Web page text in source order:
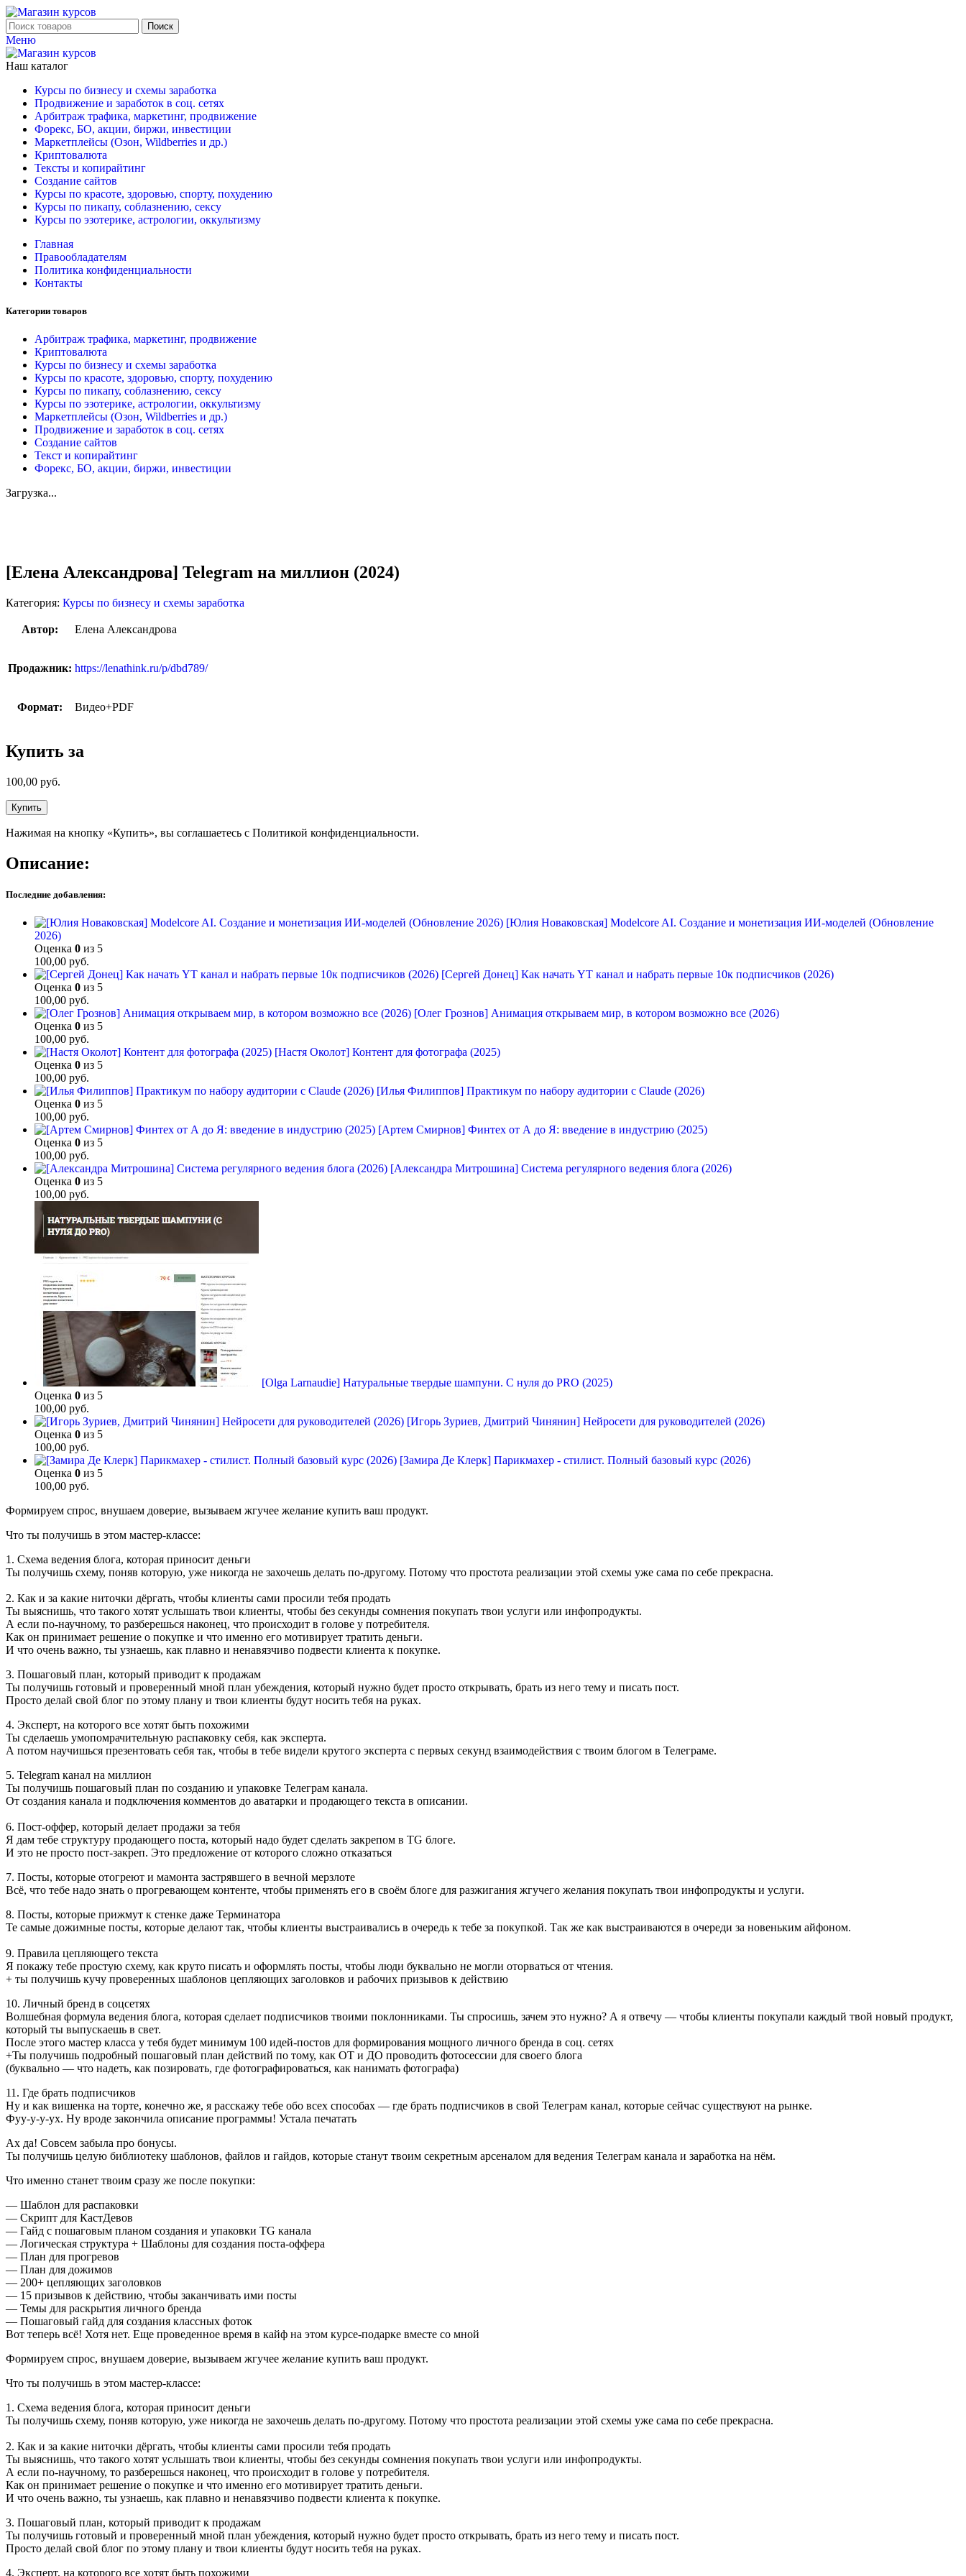
Поиск
Меню
Наш каталог
Курсы по бизнесу и схемы заработка
Продвижение и заработок в соц. сетях
Арбитраж трафика, маркетинг, продвижение
Форекс, БО, акции, биржи, инвестиции
Маркетплейсы (Озон, Wildberries и др.)
Криптовалюта
Тексты и копирайтинг
Создание сайтов
Курсы по красоте, здоровью, спорту, похудению
Курсы по пикапу, соблазнению, сексу
Курсы по эзотерике, астрологии, оккультизму
Главная
Правообладателям
Политика конфиденциальности
Контакты
Категории товаров
Арбитраж трафика, маркетинг, продвижение
Криптовалюта
Курсы по бизнесу и схемы заработка
Курсы по красоте, здоровью, спорту, похудению
Курсы по пикапу, соблазнению, сексу
Курсы по эзотерике, астрологии, оккультизму
Маркетплейсы (Озон, Wildberries и др.)
Продвижение и заработок в соц. сетях
Создание сайтов
Текст и копирайтинг
Форекс, БО, акции, биржи, инвестиции
Загрузка...
[Елена Александрова] Telegram на миллион (2024)
Категория: Курсы по бизнесу и схемы заработка
Автор: Елена Александрова
Продажник: https://lenathink.ru/p/dbd789/
Формат: Видео+PDF
Купить за
100,00 руб.
Купить
Нажимая на кнопку «Купить», вы соглашаетесь с Политикой конфиденциальности.
Описание:
Последние добавления:
[Юлия Новаковская] Modelcore AI. Создание и монетизация ИИ-моделей (Обновление
2026)
Оценка 0 из 5
100,00 руб.
[Сергей Донец] Как начать YT канал и набрать первые 10к подписчиков (2026)
Оценка 0 из 5
100,00 руб.
[Олег Грознов] Анимация открываем мир, в котором возможно все (2026)
Оценка 0 из 5
100,00 руб.
[Настя Околот] Контент для фотографа (2025)
Оценка 0 из 5
100,00 руб.
[Илья Филиппов] Практикум по набору аудитории с Claude (2026)
Оценка 0 из 5
100,00 руб.
[Артем Смирнов] Финтех от А до Я: введение в индустрию (2025)
Оценка 0 из 5
100,00 руб.
[Александра Митрошина] Система регулярного ведения блога (2026)
Оценка 0 из 5
100,00 руб.
[Olga Larnaudie] Натуральные твердые шампуни. С нуля до PRO (2025)
Оценка 0 из 5
100,00 руб.
[Игорь Зуриев, Дмитрий Чинянин] Нейросети для руководителей (2026)
Оценка 0 из 5
100,00 руб.
[Замира Де Клерк] Парикмахер - стилист. Полный базовый курс (2026)
Оценка 0 из 5
100,00 руб.
Формируем спрос, внушаем доверие, вызываем жгучее желание купить ваш продукт.
Что ты получишь в этом мастер-классе:
1. Схема ведения блога, которая приносит деньги
Ты получишь схему, поняв которую, уже никогда не захочешь делать по-другому. Потому что простота реализации этой схемы уже сама по себе прекрасна.
2. Как и за какие ниточки дёргать, чтобы клиенты сами просили тебя продать
Ты выяснишь, что такого хотят услышать твои клиенты, чтобы без секунды сомнения покупать твои услуги или инфопродукты.
А если по-научному, то разберешься наконец, что происходит в голове у потребителя.
Как он принимает решение о покупке и что именно его мотивирует тратить деньги.
‌И что очень важно, ты узнаешь, как плавно и ненавязчиво подвести клиента к покупке.
3. Пошаговый план, который приводит к продажам
Ты получишь готовый и проверенный мной план убеждения, который нужно будет просто открывать, брать из него тему и писать пост.
Просто делай свой блог по этому плану и твои клиенты будут носить тебя на руках.
4. Эксперт, на которого все хотят быть похожими
Ты сделаешь умопомрачительную распаковку себя, как эксперта.
А потом научишься презентовать себя так, чтобы в тебе видели крутого эксперта с первых секунд взаимодействия с твоим блогом в Телеграме.
5. Telegram канал на миллион
Ты получишь пошаговый план по созданию и упаковке Телеграм канала.
От создания канала и подключения комментов до аватарки и продающего текста в описании.
6. Пост-оффер, который делает продажи за тебя
Я дам тебе структуру продающего поста, который надо будет сделать закрепом в TG блоге.
И это не просто пост-закреп. Это предложение от которого сложно отказаться
7. Посты, которые отогреют и мамонта застрявшего в вечной мерзлоте
Всё, что тебе надо знать о прогревающем контенте, чтобы применять его в своём блоге для разжигания жгучего желания покупать твои инфопродукты и услуги.
8. Посты, которые прижмут к стенке даже Терминатора
Те самые дожимные посты, которые делают так, чтобы клиенты выстраивались в очередь к тебе за покупкой. Так же как выстраиваются в очереди за новеньким айфоном.
‌9. Правила цепляющего текста
Я покажу тебе простую схему, как круто писать и оформлять посты, чтобы люди буквально не могли оторваться от чтения.
+ ты получишь кучу проверенных шаблонов цепляющих заголовков и рабочих призывов к действию
10. Личный бренд в соцсетях
Волшебная формула ведения блога, которая сделает подписчиков твоими поклонниками. Ты спросишь, зачем это нужно? А я отвечу — чтобы клиенты покупали каждый твой новый продукт,
который ты выпускаешь в свет.
После этого мастер класса у тебя будет минимум 100 идей-постов для формирования мощного личного бренда в соц. сетях
+Ты получишь подробный пошаговый план действий по тому, как ОТ и ДО проводить фотосессии для своего блога
(буквально — что надеть, как позировать, где фотографироваться, как нанимать фотографа)
11. Где брать подписчиков
Ну и как вишенка на торте, конечно же, я расскажу тебе обо всех способах — где брать подписчиков в свой Телеграм канал, которые сейчас существуют на рынке.
Фуу-у-у-ух. Ну вроде закончила описание программы! Устала печатать
Ах да! Совсем забыла про бонусы.
Ты получишь целую библиотеку шаблонов, файлов и гайдов, которые станут твоим секретным арсеналом для ведения Телеграм канала и заработка на нём.
Что именно станет твоим сразу же после покупки:
— Шаблон для распаковки
— Скрипт для КастДевов
— Гайд с пошаговым планом создания и упаковки TG канала
— Логическая структура + Шаблоны для создания поста-оффера
— План для прогревов
— План для дожимов
— 200+ цепляющих заголовков
— 15 призывов к действию, чтобы заканчивать ими посты
— Темы для раскрытия личного бренда
— Пошаговый гайд для создания классных фоток
Вот теперь всё! Хотя нет. Еще проведенное время в кайф на этом курсе-подарке вместе со мной
Формируем спрос, внушаем доверие, вызываем жгучее желание купить ваш продукт.
Что ты получишь в этом мастер-классе:
1. Схема ведения блога, которая приносит деньги
Ты получишь схему, поняв которую, уже никогда не захочешь делать по-другому. Потому что простота реализации этой схемы уже сама по себе прекрасна.
2. Как и за какие ниточки дёргать, чтобы клиенты сами просили тебя продать
Ты выяснишь, что такого хотят услышать твои клиенты, чтобы без секунды сомнения покупать твои услуги или инфопродукты.
А если по-научному, то разберешься наконец, что происходит в голове у потребителя.
Как он принимает решение о покупке и что именно его мотивирует тратить деньги.
‌И что очень важно, ты узнаешь, как плавно и ненавязчиво подвести клиента к покупке.
3. Пошаговый план, который приводит к продажам
Ты получишь готовый и проверенный мной план убеждения, который нужно будет просто открывать, брать из него тему и писать пост.
Просто делай свой блог по этому плану и твои клиенты будут носить тебя на руках.
4. Эксперт, на которого все хотят быть похожими